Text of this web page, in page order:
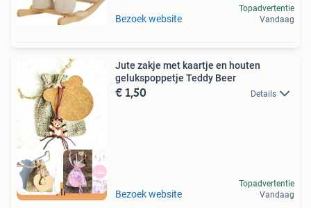
Bezoek website
Topadvertentie
Vandaag
TIP
Jute zakje met kaartje en houten
gelukspoppetje Teddy Beer
€ 1,50 Details
Bezoek website
Topadvertentie
Vandaag